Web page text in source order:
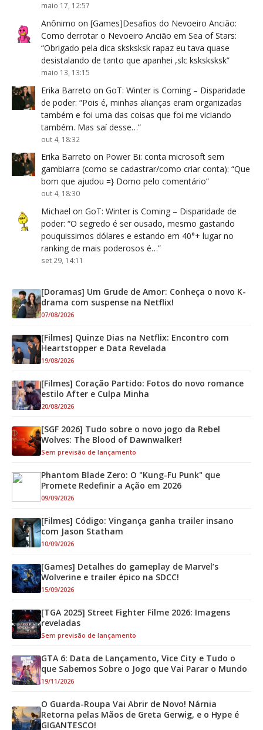
maio 17, 12:57
Anônimo on [Games]Desafios do Nevoeiro Ancião:
Como derrotar o Nevoeiro Ancião em Sea of Stars:
“Obrigado pela dica sksksksk rapaz eu tava quase
desistalando de tanto que apanhei ,slc ksksksksk”
maio 13, 13:15
Erika Barreto on GoT: Winter is Coming – Disparidade
de poder: “Pois é, minhas alianças eram organizadas
também e foi uma das coisas que foi me viciando
também. Mas saí desse…”
out 4, 18:32
Erika Barreto on Power Bi: conta microsoft sem
gambiarra (como se cadastrar/como criar conta): “Que
bom que ajudou =} Domo pelo comentário”
out 4, 18:30
Michael on GoT: Winter is Coming – Disparidade de
poder: “O segredo é ser ousado, mesmo gastando
pouquissimos dólares e estando em 40°+ lugar no
ranking de mais poderosos é…”
set 29, 14:11
[Doramas] Um Grude de Amor: Conheça o novo K-
drama com suspense na Netflix!
07/08/2026
[Filmes] Quinze Dias na Netflix: Encontro com
Heartstopper e Data Revelada
19/08/2026
[Filmes] Coração Partido: Fotos do novo romance
estilo After e Culpa Minha
20/08/2026
[SGF 2026] Tudo sobre o novo jogo da Rebel
Wolves: The Blood of Dawnwalker!
Sem previsão de lançamento
Phantom Blade Zero: O "Kung-Fu Punk" que
Promete Redefinir a Ação em 2026
09/09/2026
[Filmes] Código: Vingança ganha trailer insano
com Jason Statham
10/09/2026
[Games] Detalhes do gameplay de Marvel’s
Wolverine e trailer épico na SDCC!
15/09/2026
[TGA 2025] Street Fighter Filme 2026: Imagens
reveladas
Sem previsão de lançamento
GTA 6: Data de Lançamento, Vice City e Tudo o
que Sabemos Sobre o Jogo que Vai Parar o Mundo
19/11/2026
O Guarda-Roupa Vai Abrir de Novo! Nárnia
Retorna pelas Mãos de Greta Gerwig, e o Hype é
GIGANTESCO!